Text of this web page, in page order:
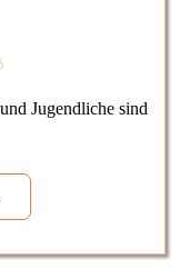
Jugendliche sind